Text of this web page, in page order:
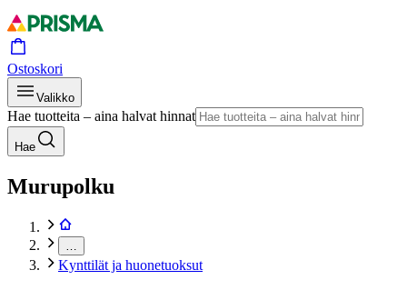
Ostoskori
Valikko
Hae tuotteita – aina halvat hinnat
Hae
Murupolku
Kynttilät ja huonetuoksut